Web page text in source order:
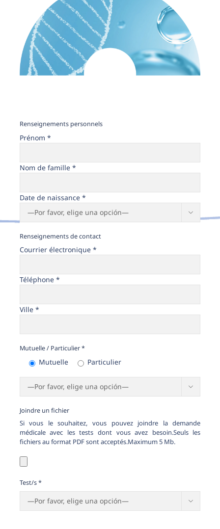
Renseignements personnels
Prénom *
Nom de famille *
Date de naissance *

Renseignements de contact
Courrier électronique *
Téléphone *
Ville *
Mutuelle / Particulier *
Mutuelle Particulier

Joindre un fichier
Si vous le souhaitez, vous pouvez joindre la demande
médicale avec les tests dont vous avez besoin.Seuls les
fichiers au format PDF sont acceptés.Maximum 5 Mb.
Test/s *
